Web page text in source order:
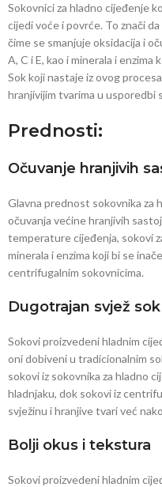
Sokovnici za hladno cijeđenje
cijedi voće i povrće. To znači
čime se smanjuje oksidacija i
A, C i E, kao i minerala i
Sok koji nastaje iz ovog
hranjivijim tvarima u usporedbi
Prednosti:
Očuvanje hranjivih
Glavna prednost sokovnika za
očuvanja većine hranjivih
temperature cijeđenja, sokovi
minerala i enzima koji bi se
centrifugalnim sokovnicima.
Dugotrajan svjež sok
Sokovi proizvedeni hladnim
oni dobiveni u tradicionalnim
sokovi iz sokovnika za hladno
hladnjaku, dok sokovi iz
svježinu i hranjive tvari već
Bolji okus i tekstura
Sokovi proizvedeni hladnim